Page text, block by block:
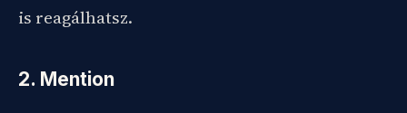
is reagálhatsz.
2. Mention